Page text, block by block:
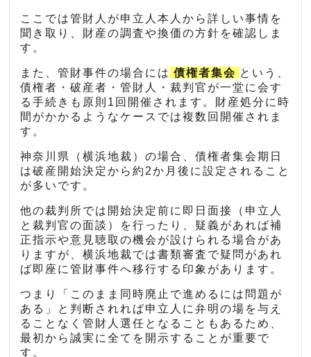
ここでは管財人が申立人本人から詳しい事情を
聞き取り、財産の調査や換価の方針を確認しま
す。
また、管財事件の場合には 債権者集会 という、
債権者・破産者・管財人・裁判官が一堂に会す
る手続きも原則1回開催されます。財産処分に時
間がかかるようなケースでは複数回開催されま
す。
神奈川県（横浜地裁）の場合、債権者集会期日
は破産開始決定から約2か月後に設定されること
が多いです。
他の裁判所では開始決定前に即日面接（申立人
と裁判官の面談）を行ったり、疑義があれば補
正指示や意見聴取の機会が設けられる場合があ
りますが、横浜地裁では書類審査で疑問があれ
ば即座に管財事件へ移行する印象があります。
つまり「このまま同時廃止で進めるには問題が
ある」と判断されれば申立人に弁明の場を与え
ることなく管財人選任となることもあるため、
最初から誠実に全てを開示することが重要で
す。